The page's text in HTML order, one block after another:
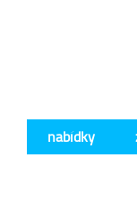
nabídky